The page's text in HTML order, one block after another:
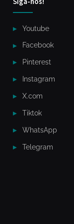
Youtube
Facebook
Pinterest
Instagram
X.com
Tiktok
WhatsApp
Telegram